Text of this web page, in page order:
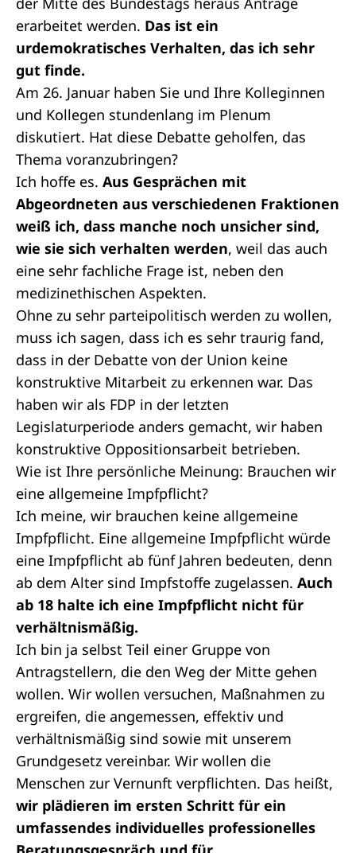
erarbeitet werden. Das ist ein
urdemokratisches Verhalten, das ich sehr
gut finde.
Am 26. Januar haben Sie und Ihre Kolleginnen
und Kollegen stundenlang im Plenum
diskutiert. Hat diese Debatte geholfen, das
Thema voranzubringen?
Ich hoffe es. Aus Gesprächen mit
Abgeordneten aus verschiedenen Fraktionen
weiß ich, dass manche noch unsicher sind,
wie sie sich verhalten werden, weil das auch
eine sehr fachliche Frage ist, neben den
medizinethischen Aspekten.
Ohne zu sehr parteipolitisch werden zu wollen,
muss ich sagen, dass ich es sehr traurig fand,
dass in der Debatte von der Union keine
konstruktive Mitarbeit zu erkennen war. Das
haben wir als FDP in der letzten
Legislaturperiode anders gemacht, wir haben
konstruktive Oppositionsarbeit betrieben.
Wie ist Ihre persönliche Meinung: Brauchen wir
eine allgemeine Impfpflicht?
Ich meine, wir brauchen keine allgemeine
Impfpflicht. Eine allgemeine Impfpflicht würde
eine Impfpflicht ab fünf Jahren bedeuten, denn
ab dem Alter sind Impfstoffe zugelassen. Auch
ab 18 halte ich eine Impfpflicht nicht für
verhältnismäßig.
Ich bin ja selbst Teil einer Gruppe von
Antragstellern, die den Weg der Mitte gehen
wollen. Wir wollen versuchen, Maßnahmen zu
ergreifen, die angemessen, effektiv und
verhältnismäßig sind sowie mit unserem
Grundgesetz vereinbar. Wir wollen die
Menschen zur Vernunft verpflichten. Das heißt,
wir plädieren im ersten Schritt für ein
umfassendes individuelles professionelles